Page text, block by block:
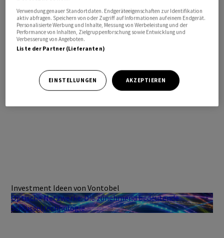
Investment Ideen von Vontobel
Optische Netzwerke: Die zunehmend bedeutende
Schlüsseltechnologie
Verwendung genauer Standortdaten. Endgeräteeigenschaften zur Identifikation
aktiv abfragen. Speichern von oder Zugriff auf Informationen auf einem Endgerät.
Personalisierte Werbung und Inhalte, Messung von Werbeleistung und der
Performance von Inhalten, Zielgruppenforschung sowie Entwicklung und
Verbesserung von Angeboten.
Liste der Partner (Lieferanten)
EINSTELLUNGEN AKZEPTIEREN